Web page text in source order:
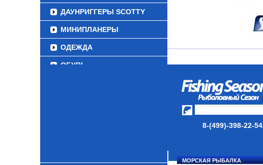
ДАУНРИГГЕРЫ SCOTTY
МИНИПЛАНЕРЫ
ОДЕЖДА
ОБУВЬ
8-(499)-398-22-54
МОРСКАЯ РЫБАЛКА